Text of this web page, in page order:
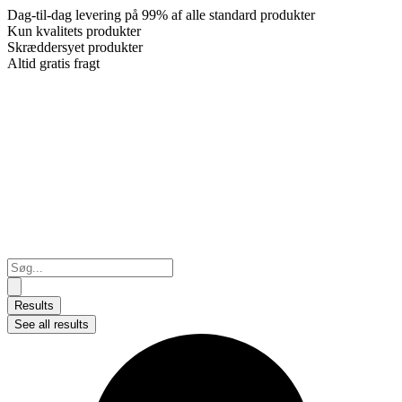
Dag-til-dag levering på 99% af alle standard produkter
Kun kvalitets produkter
Skræddersyet produkter
Altid gratis fragt
Search
...
Results
See all results